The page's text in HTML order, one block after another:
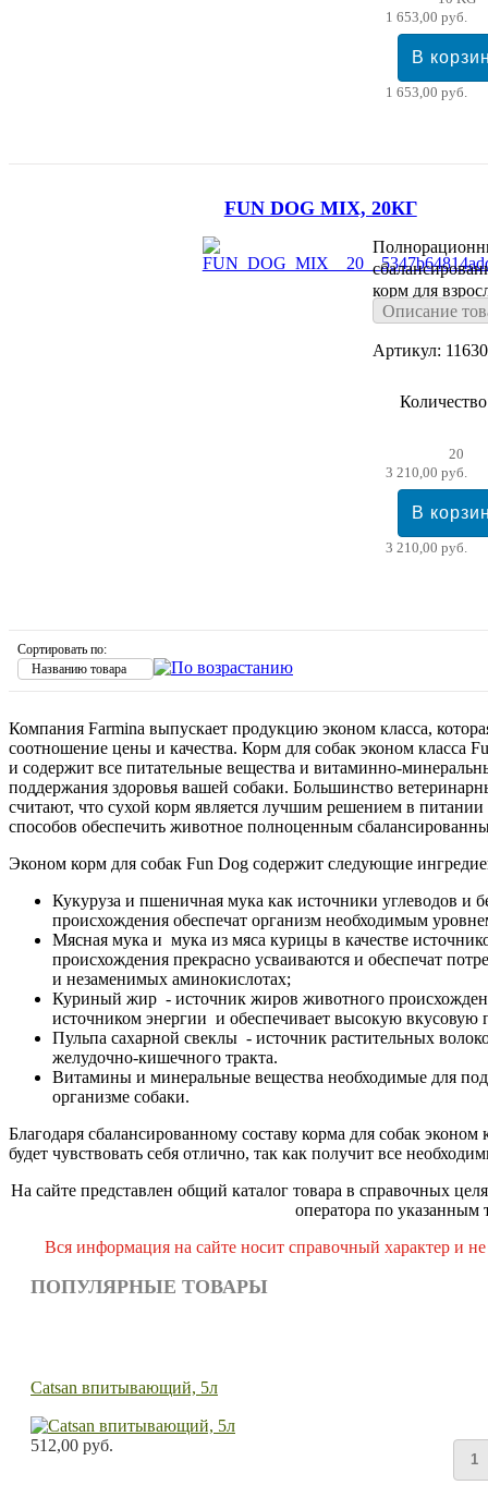
1 653,00 руб.
1 653,00 руб.
FUN DOG MIX, 20КГ
корм для
собак
Описание
Артикул:
20
3 210,00 руб.
3 210,00 руб.
Сортировать по:
Названию товара
Компания Farmina выпускает продукцию эконом класса,
соотношение цены и качества. Корм для собак эконом класса
и содержит все питательные вещества и витаминно-
поддержания здоровья вашей собаки. Большинство
считают, что сухой корм является лучшим решением в
способов обеспечить животное полноценным
Эконом корм для собак Fun Dog содержит следующие
Кукуруза и пшеничная мука как источники углеводов и
происхождения обеспечат организм необходимым
Мясная мука и мука из мяса курицы в качестве
происхождения прекрасно усваиваются и обеспечат
и незаменимых аминокислотах;
Куриный жир - источник жиров животного
источником энергии и обеспечивает высокую вкусовую
Пульпа сахарной свеклы - источник растительных
желудочно-кишечного тракта.
Витамины и минеральные вещества необходимые для
организме собаки.
Благодаря сбалансированному составу корма для собак
будет чувствовать себя отлично, так как получит все
На сайте представлен общий каталог товара в справочных
оператора по указанным
Вся информация на сайте носит справочный характер и
ПОПУЛЯРНЫЕ ТОВАРЫ
Catsan впитывающий, 5л
512,00 руб.